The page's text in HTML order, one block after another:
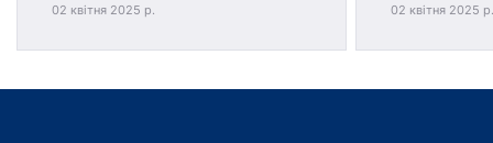
02 квітня 2025 р. 02 квітня 2025 р.